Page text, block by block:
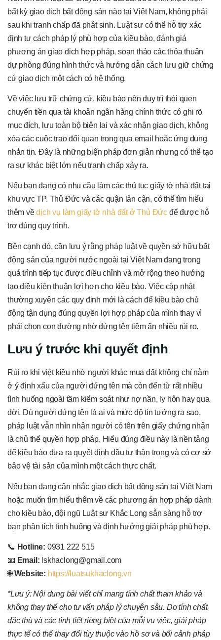
bất kỳ giao dịch bất động sản nào tại Việt Nam, không phải
sau khi tranh chấp đã phát sinh. Luật sư có thể hỗ trợ xác
định tư cách pháp lý phù hợp của kiều bào, đánh giá
phương án giao dịch hợp pháp, soạn thảo các thỏa thuận
dự phòng đúng hình thức và hướng dẫn cách lưu giữ chứng
cứ giao dịch một cách có hệ thống.
Về việc lưu trữ chứng cứ, kiều bào nên duy trì thói quen
chuyển tiền qua tài khoản ngân hàng chính thức có ghi rõ
mục đích, lưu toàn bộ biên lai và xác nhận giao dịch, không
xóa các cuộc trao đổi quan trọng qua email hoặc ứng dụng
nhắn tin. Đây là những biện pháp đơn giản nhưng có thể tạo
ra sự khác biệt lớn nếu tranh chấp xảy ra.
Nếu bạn đang có nhu cầu làm các thủ tục giấy tờ nhà đất tại
khu vực TP. Thủ Đức và các quận lân cận, có thể tìm hiểu
thêm vềdịch vụ làm giấy tờ nhà đất ở Thủ Đức để được hỗ
trợ đúng quy trình.
Bên cạnh đó, cần lưu ý rằng pháp luật về quyền sở hữu bất
động sản của người nước ngoài tại Việt Nam đang trong
quá trình tiếp tục được điều chỉnh và mở rộng theo hướng
tạo điều kiện thuận lợi hơn cho kiều bào. Việc cập nhật
thường xuyên các quy định mới là cách để kiều bào chủ
động tận dụng đúng quyền lợi hợp pháp của mình thay vì
phải chọn con đường nhờ đứng tên tiềm ẩn nhiều rủi ro.
Lưu ý trước khi quyết định
Rủi ro khi việt kiều nhờ người khác mua đất không chỉ nằm
ở ý định xấu của người đứng tên mà còn đến từ rất nhiều
tình huống ngoài tầm kiểm soát như nợ nần, ly hôn hay qua
đời. Dù người đứng tên là ai và mức độ tin tưởng ra sao,
pháp luật vẫn nhìn nhận người có tên trên giấy chứng nhận
là chủ thể quyền hợp pháp. Hiểu đúng điều này là nền tảng
để kiều bào đưa ra quyết định đầu tư thận trọng và có cơ sở
bảo vệ tài sản của mình một cách thực chất.
Nếu bạn đang cân nhắc giao dịch bất động sản tại Việt Nam
hoặc muốn tìm hiểu thêm về các phương án hợp pháp dành
cho kiều bào, đội ngũ Luật sư Khắc Long sẵn sàng hỗ trợ
bạn phân tích tình huống và định hướng giải pháp phù hợp.
📞 Hotline: 0931 222 515
📧 Email: lskhaclong@gmail.com
🌐Website: https://luatsukhaclong.vn
*Lưu ý: Nội dung bài viết chỉ mang tính chất tham khảo và
không thay thế cho tư vấn pháp lý chuyên sâu. Do tính chất
đặc thù và các tình tiết riêng biệt của mỗi vụ việc, giải pháp
thực tế có thể thay đổi tùy thuộc vào hồ sơ và bối cảnh pháp